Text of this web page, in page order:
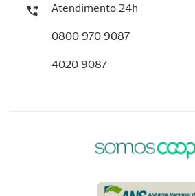
Atendimento 24h
0800 970 9087
4020 9087